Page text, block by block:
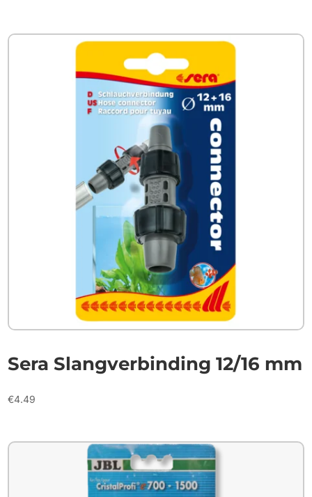
€14.84
Sera Slangverbinding 12/16 mm
€4.49